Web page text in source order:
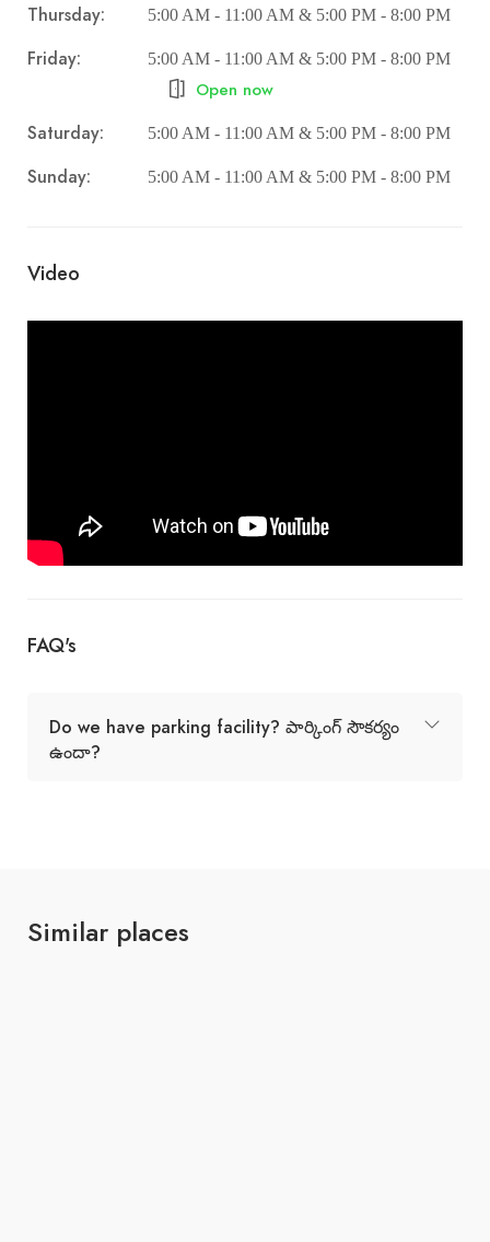
Thursday: 5:00 AM - 11:00 AM & 5:00 PM - 8:00 PM
Friday: 5:00 AM - 11:00 AM & 5:00 PM - 8:00 PM
Open now
Saturday: 5:00 AM - 11:00 AM & 5:00 PM - 8:00 PM
Sunday: 5:00 AM - 11:00 AM & 5:00 PM - 8:00 PM
Video
FAQ's
Do we have parking facility? పార్కింగ్ సౌకర్యం
ఉందా?
Similar places